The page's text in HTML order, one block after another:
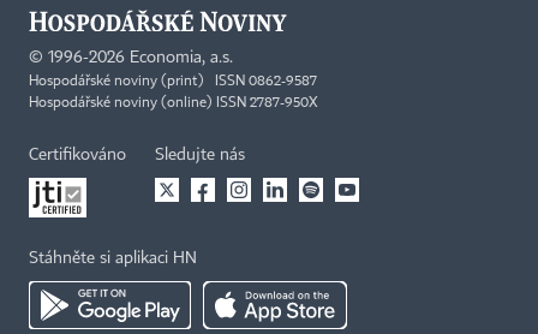
© 1996-2026 Economia, a.s.
Hospodářské noviny (print) ISSN 0862-9587
Hospodářské noviny (online) ISSN 2787-950X
Certifikováno Sledujte nás
Stáhněte si aplikaci HN